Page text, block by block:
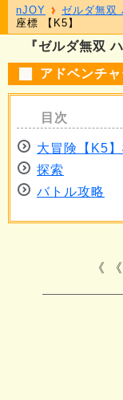
『ゼルダ無双
アドベンチ
大冒険【K5
探索
バトル攻略
nJOY ゼルダ無双
座標 【K5】